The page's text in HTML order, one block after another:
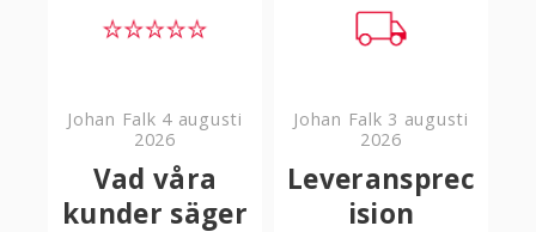
Johan Falk 4 augusti
2026
Vad våra
kunder säger
Johan Falk 3 augusti
2026
Leveransprec
ision